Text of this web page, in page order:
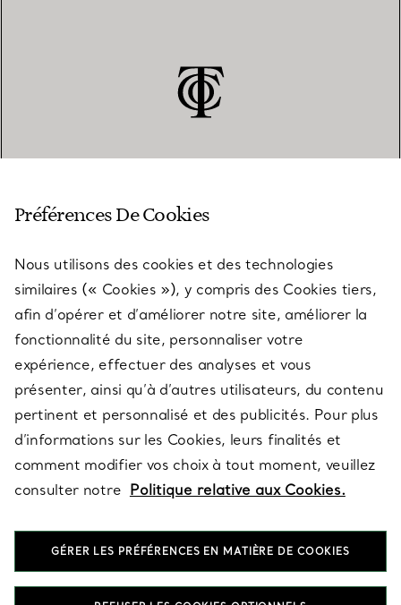
SERVICES
À PROPOS
QUESTIONS LÉGALES
SUIVEZ-NOUS
Préférences De Cookies
Nous utilisons des cookies et des technologies
similaires (« Cookies »), y compris des Cookies tiers,
afin d’opérer et d’améliorer notre site, améliorer la
fonctionnalité du site, personnaliser votre
expérience, effectuer des analyses et vous
présenter, ainsi qu’à d’autres utilisateurs, du contenu
pertinent et personnalisé et des publicités. Pour plus
d’informations sur les Cookies, leurs finalités et
comment modifier vos choix à tout moment, veuillez
consulter notre Politique relative aux Cookies.
GÉRER LES PRÉFÉRENCES EN MATIÈRE DE COOKIES